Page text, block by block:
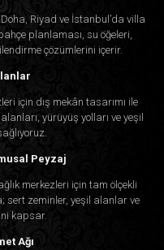
Riyad ve İstanbul’da villa
planlaması, su öğeleri,
çözümlerini içerir.
için dış mekân tasarımı ile
yürüyüş yolları ve yeşil
Peyzaj
merkezleri için tam ölçekli
sert zeminler, yeşil alanlar ve
kapsar.
Ağı